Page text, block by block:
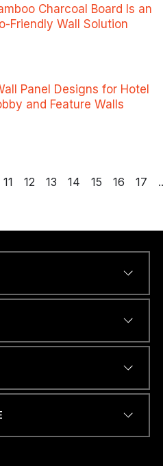
Charcoal Board Is an
Friendly Wall Solution
Panel Designs for Hotel
and Feature Walls
11 12 13 14 15 16 17